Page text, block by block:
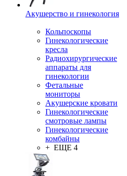
Акушерство и гинекология
Кольпоскопы
Гинекологические
кресла
Радиохирургические
аппараты для
гинекологии
Фетальные
мониторы
Акушерские кровати
Гинекологические
смотровые лампы
Гинекологические
комбайны
+ ЕЩЕ 4